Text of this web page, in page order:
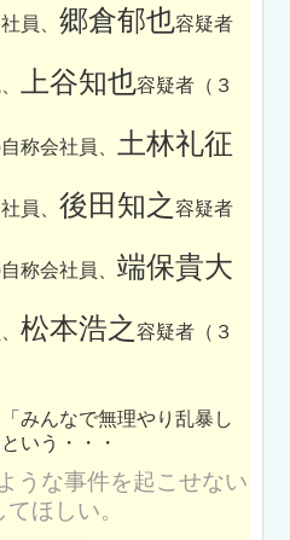
員、郷倉郁也容疑者
上谷知也容疑者（３
称会社員、 土林礼征
員、後田知之容疑者
称会社員、端保貴大
松本浩之容疑者（３
「みんなで無理やり乱暴し
いう・・・
うな事件を起こせない
ほしい。